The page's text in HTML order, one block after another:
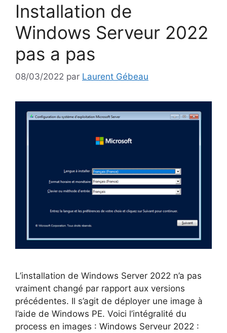
Installation de
Windows Serveur 2022
pas a pas
08/03/2022 par Laurent Gébeau
L’installation de Windows Server 2022 n’a pas
vraiment changé par rapport aux versions
précédentes. Il s’agit de déployer une image à
l’aide de Windows PE. Voici l’intégralité du
process en images : Windows Serveur 2022 :